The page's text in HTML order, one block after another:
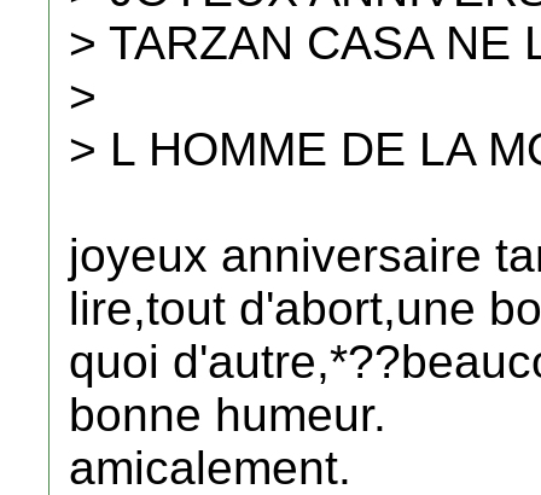
> TARZAN CASA NE
>
> L HOMME DE LA
joyeux anniversaire
lire,tout d'abort,une
quoi
bonne humeur.
amicalement.